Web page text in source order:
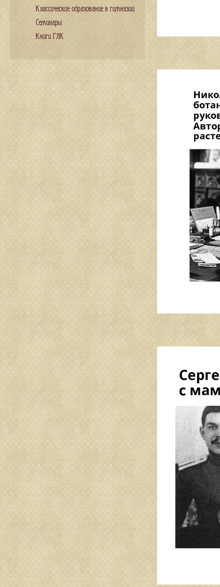
Классическое образование в гимназии
Семинары
Книги ГЛК